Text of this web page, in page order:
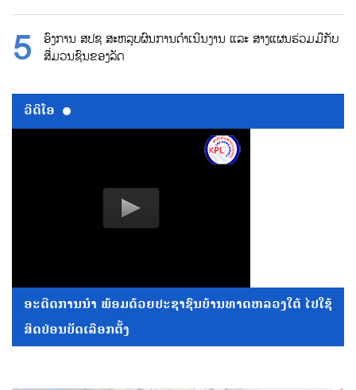
ອົງການ ສປຊ ສະຫລຸບຜົນການດຳເນີນງານ ແລະ ສາງແຜນຮ່ວມມືກັບ
ສື່ມວນຊົນຂອງລັດ
ວີດີໂອ
ອະດີດການນໍາ ພ້ອມດ້ວຍປະຊາຊົນບ້ານທາດຫລວງໃຕ້ ໄປໃຊ້
ສິດປ່ອນບັດເລືອກຕັ້ງ